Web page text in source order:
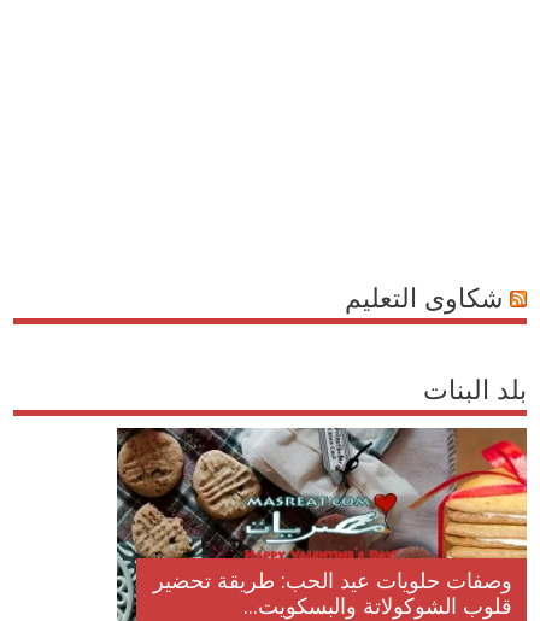
شكاوى التعليم
بلد البنات
وصفات حلويات عيد الحب: طريقة تحضير
قلوب الشوكولاتة والبسكويت...